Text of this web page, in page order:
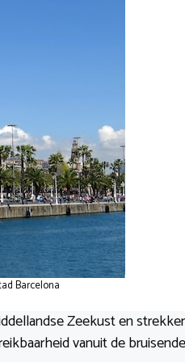
Barcelona
Zeekust en
vanuit de bruisende